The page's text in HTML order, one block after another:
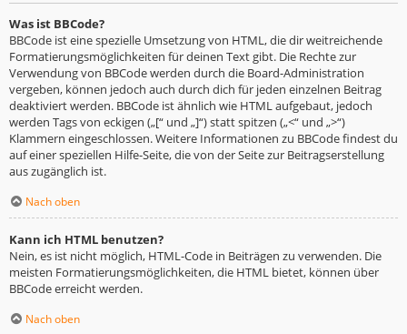
Was ist BBCode?
BBCode ist eine spezielle Umsetzung von HTML, die dir weitreichende
Formatierungsmöglichkeiten für deinen Text gibt. Die Rechte zur
Verwendung von BBCode werden durch die Board-Administration
vergeben, können jedoch auch durch dich für jeden einzelnen Beitrag
deaktiviert werden. BBCode ist ähnlich wie HTML aufgebaut, jedoch
werden Tags von eckigen („[“ und „]“) statt spitzen („<“ und „>“)
Klammern eingeschlossen. Weitere Informationen zu BBCode findest du
auf einer speziellen Hilfe-Seite, die von der Seite zur Beitragserstellung
aus zugänglich ist.
Nach oben
Kann ich HTML benutzen?
Nein, es ist nicht möglich, HTML-Code in Beiträgen zu verwenden. Die
meisten Formatierungsmöglichkeiten, die HTML bietet, können über
BBCode erreicht werden.
Nach oben